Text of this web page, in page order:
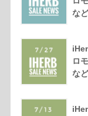
な
ロ
な